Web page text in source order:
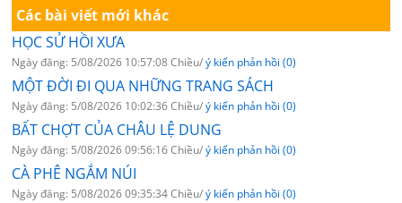
Các bài viết mới khác
HỌC SỬ HỒI XƯA
Ngày đăng: 5/08/2026 10:57:08 Chiều/ý kiến phản hồi (0)
MỘT ĐỜI ĐI QUA NHỮNG TRANG SÁCH
Ngày đăng: 5/08/2026 10:02:36 Chiều/ý kiến phản hồi (0)
BẤT CHỢT CỦA CHÂU LỆ DUNG
Ngày đăng: 5/08/2026 09:56:16 Chiều/ý kiến phản hồi (0)
CÀ PHÊ NGẮM NÚI
Ngày đăng: 5/08/2026 09:35:34 Chiều/ý kiến phản hồi (0)